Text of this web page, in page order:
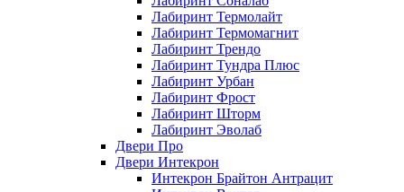
Лабиринт Термолайт
Лабиринт Термомагнит
Лабиринт Трендо
Лабиринт Тундра Плюс
Лабиринт Урбан
Лабиринт Фрост
Лабиринт Шторм
Лабиринт Эволаб
Двери Про
Двери Интекрон
Интекрон Брайтон Антрацит